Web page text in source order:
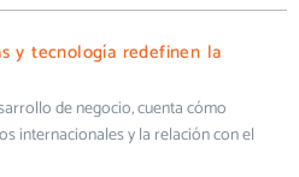
y tecnología redefinen la
de negocio, cuenta cómo
internacionales y la relación con el